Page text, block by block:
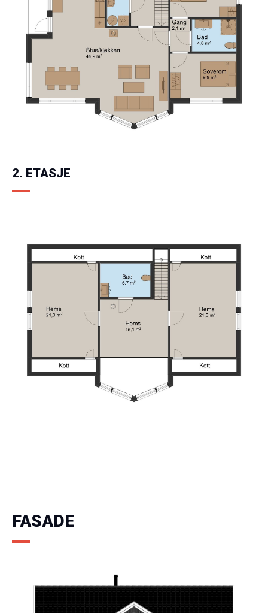
2. ETASJE
FASADE